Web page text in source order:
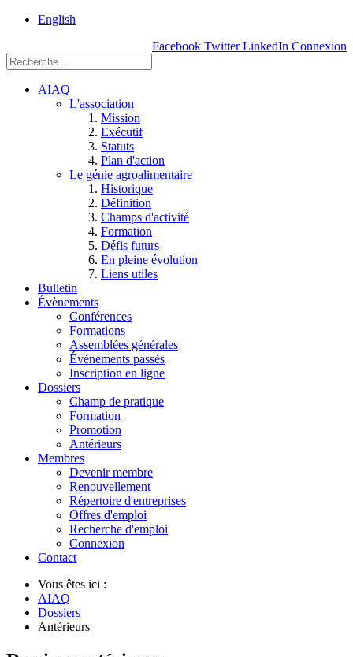
English
Facebook Twitter LinkedIn Connexion
AIAQ
L'association
Mission
Exécutif
Statuts
Plan d'action
Le génie agroalimentaire
Historique
Définition
Champs d'activité
Formation
Défis futurs
En pleine évolution
Liens utiles
Bulletin
Évènements
Conférences
Formations
Assemblées générales
Événements passés
Inscription en ligne
Dossiers
Champ de pratique
Formation
Promotion
Antérieurs
Membres
Devenir membre
Renouvellement
Répertoire d'entreprises
Offres d'emploi
Recherche d'emploi
Connexion
Contact
Vous êtes ici :
AIAQ
Dossiers
Antérieurs
Einstein, Québec
G1P